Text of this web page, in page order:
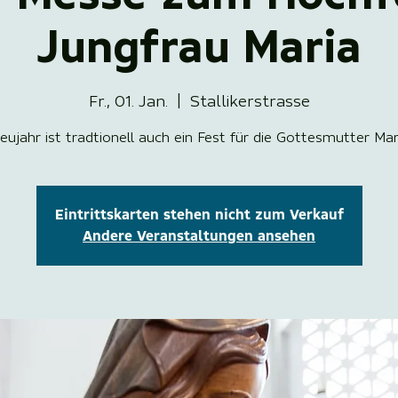
Jungfrau Maria
Fr., 01. Jan. Stallikerstrasse
ist tradtionell auch ein Fest für die Gottesmutter
Eintrittskarten stehen nicht zum Verkauf
Andere Veranstaltungen ansehen